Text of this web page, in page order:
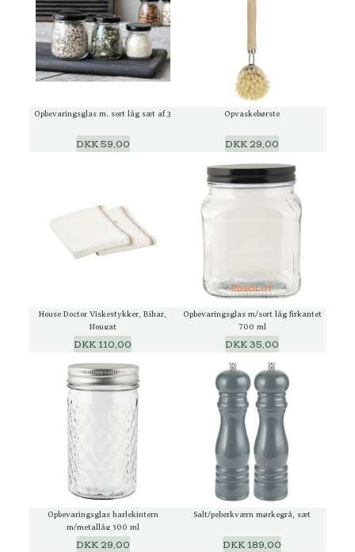
Opbevaringsglas m. sort låg sæt af 3
DKK 59,00
Opvaskebørste
DKK 29,00
House Doctor Viskestykker, Bihar,
Nougat
DKK 110,00
UDSOLGT
Opbevaringsglas m/sort låg firkantet
700 ml
DKK 35,00
Opbevaringsglas harlekintern
m/metallåg 300 ml
DKK 29,00
Salt/peberkværn mørkegrå, sæt
DKK 189,00